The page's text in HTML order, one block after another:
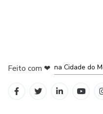
Feito com ❤ na Cidade do